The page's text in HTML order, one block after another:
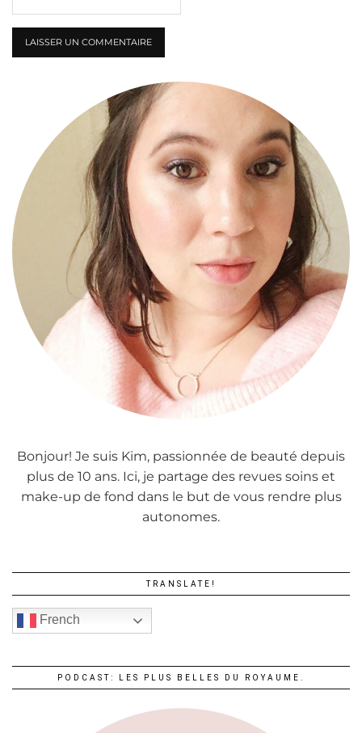
Bonjour! Je suis Kim, passionnée de beauté depuis
plus de 10 ans. Ici, je partage des revues soins et
make-up de fond dans le but de vous rendre plus
autonomes.
TRANSLATE!
French
PODCAST: LES PLUS BELLES DU ROYAUME.